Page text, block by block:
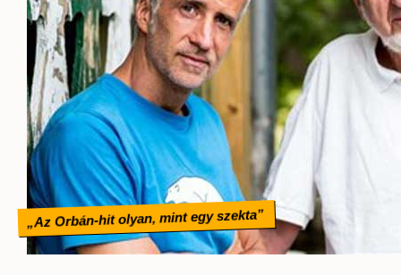
„Az Orbán-hit olyan, mint egy szekta”